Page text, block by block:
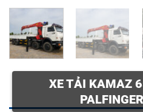
XE TẢI KAMAZ